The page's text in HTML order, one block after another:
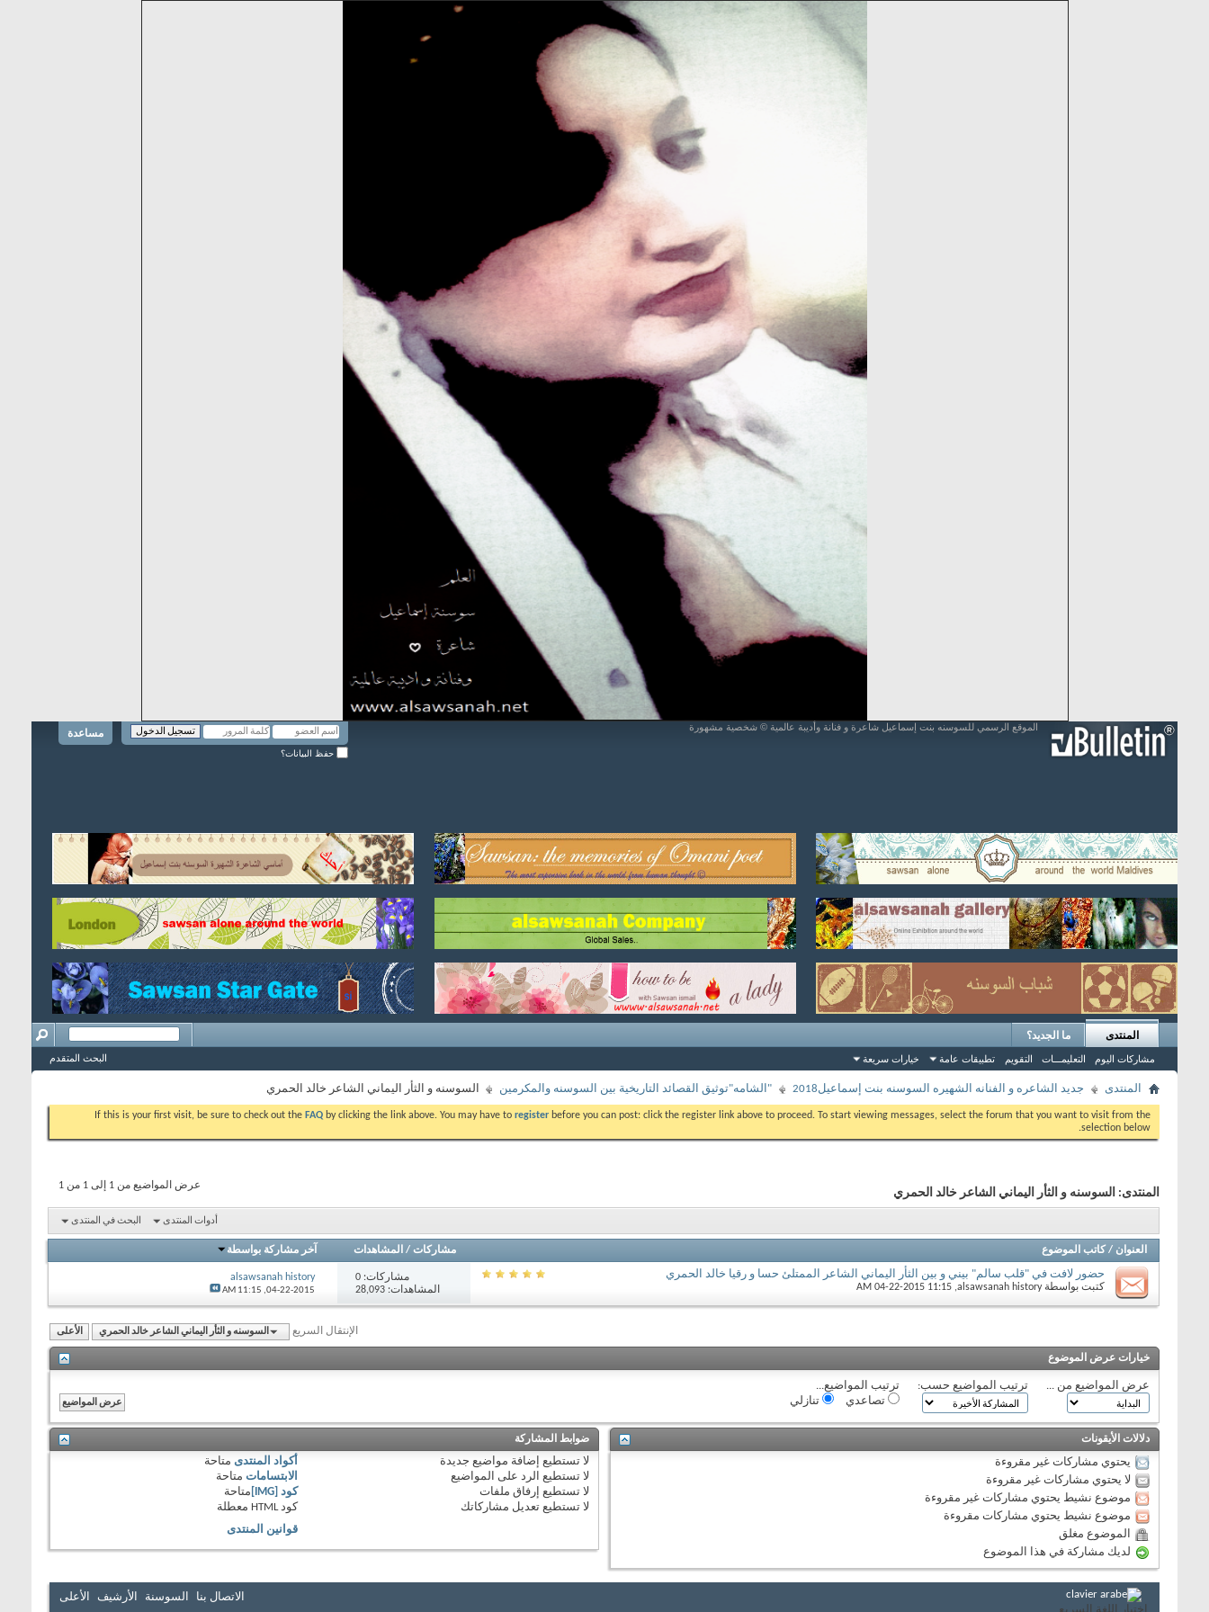
مساعدة
حفظ البيانات؟
الموقع الرسمي للسوسنه بنت إسماعيل شاعرة و فنانة وأديبة عالمية © شخصية مشهورة
المنتدى
مشاركات اليوم التعليمـــات التقويم تطبيقات عامة خيارات سريعة
ما الجديد؟
البحث المتقدم
المنتدى جديد الشاعره و الفنانه الشهيره السوسنه بنت إسماعيل2018 "الشامه"توثيق القصائد التاريخية بين السوسنه والمكرمين السوسنه و الثأر اليماني الشاعر خالد الحمري
If this is your first visit, be sure to check out the FAQ by clicking the link above. You may have to register before you can post: click the register link above to proceed. To start viewing messages, select the forum that you want to visit from the
selection below.
عرض المواضيع من 1 إلى 1 من 1
المنتدى: السوسنه و الثأر اليماني الشاعر خالد الحمري
أدوات المنتدى البحث في المنتدى
العنوان / كاتب الموضوع مشاركات / المشاهدات آخر مشاركة بواسطة
حضور لافت في "قلب سالم" بيني و بين الثأر اليماني الشاعر الممتلئ حسا و رقيا خالد الحمري
كتبت بواسطةalsawsanah history
‏, 04-22-2015 11:15 AM
مشاركات:0
المشاهدات: 28,093
alsawsanah history
04-22-2015,
11:15 AM
الإنتقال السريع السوسنه و الثأر اليماني الشاعر خالد الحمري الأعلى
خيارات عرض الموضوع
عرض المواضيع من ... ترتيب المواضيع حسب:
ترتيب المواضيع...
تصاعدي
تنازلي
دلالات الأيقونات
يحتوي مشاركات غير مقروءة
لا يحتوي مشاركات غير مقروءة
موضوع نشيط يحتوي مشاركات غير مقروءة
موضوع نشيط يحتوي مشاركات مقروءة
الموضوع مغلق
لديك مشاركة في هذا الموضوع
ضوابط المشاركة
لا تستطيع إضافة مواضيع جديدة
لا تستطيع الرد على المواضيع
لا تستطيع إرفاق ملفات
لا تستطيع تعديل مشاركاتك
أكواد المنتدى متاحة
الابتسامات متاحة
كود [IMG]
متاحة
كود HTML
معطلة
قوانين المنتدى
الاتصال بنا السوسنة الأرشيف الأعلى